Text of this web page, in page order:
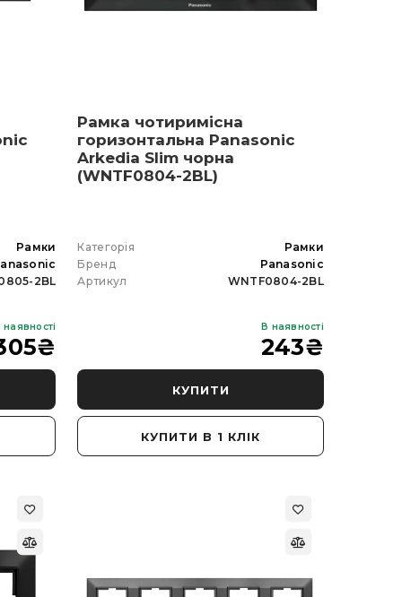
Рамки
2BL
наявності
₴
Рамка чотиримісна
горизонтальна Panasonic
Arkedia Slim чорна
(WNTF0804-2BL)
Категорія
Рамки
Бренд
Panasonic
Артикул
WNTF0804-2BL
В наявності
243₴
КУПИТИ
КУПИТИ В 1 КЛІК